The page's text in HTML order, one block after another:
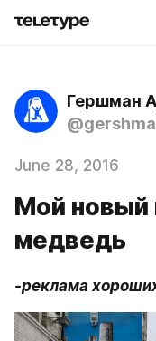
Гершман
June 28, 2016
Мой новый
медведь
-реклама